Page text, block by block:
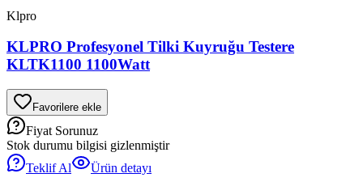
Klpro
KLPRO Profesyonel Tilki Kuyruğu Testere
KLTK1100 1100Watt
Favorilere ekle
Fiyat Sorunuz
Stok durumu bilgisi gizlenmiştir
Teklif Al
Ürün detayı